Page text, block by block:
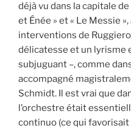
déjà vu dans la capitale
et Énée » et « Le Messie
interventions de
délicatesse et un lyrisme
subjuguant –, comme
accompagné
Schmidt. Il est vrai que
l’orchestre était
continuo (ce qui